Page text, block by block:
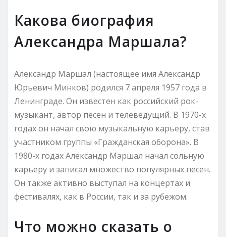
Какова биография
Александра Маршала?
Александр Маршал (настоящее имя Александр
Юрьевич Минков) родился 7 апреля 1957 года в
Ленинграде. Он известен как российский рок-
музыкант, автор песен и телеведущий. В 1970-х
годах он начал свою музыкальную карьеру, став
участником группы «Гражданская оборона». В
1980-х годах Александр Маршал начал сольную
карьеру и записал множество популярных песен.
Он также активно выступал на концертах и
фестивалях, как в России, так и за рубежом.
Что можно сказать о